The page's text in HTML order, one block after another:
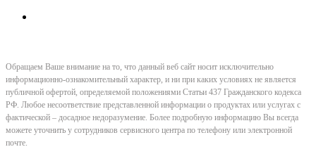
Обращаем Ваше внимание на то, что данный веб сайт носит исключительно
информационно-ознакомительный характер, и ни при каких условиях не является
публичной офертой, определяемой положениями Статьи 437 Гражданского кодекса
РФ. Любое несоответствие представленной информации о продуктах или услугах с
фактической – досадное недоразумение. Более подробную информацию Вы всегда
можете уточнить у сотрудников сервисного центра по телефону или электронной
почте.